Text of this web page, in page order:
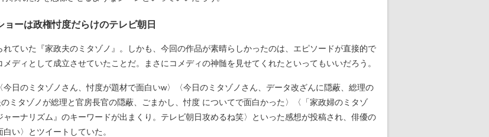
ョーは政権忖度だらけのテレビ朝日
ていた『家政夫のミタゾノ』。しかも、今回の作品が素晴らしかったのは、エピソードが直接的で
ディとして成立させていたことだ。まさにコメディの神髄を見せてくれたといってもいいだろう。
今日のミタゾノさん、忖度が題材で面白いw〉〈今日のミタゾノさん、データ改ざんに隠蔽、総理の
ミタゾノが総理と官房長官の隠蔽、ごまかし、忖度 についてで面白かった〉〈「家政婦のミタゾ
ーナリズム』のキーワードが出まくり。テレビ朝日攻めるね笑〉といった感想が投稿され、俳優の
い〉とツイートしていた。